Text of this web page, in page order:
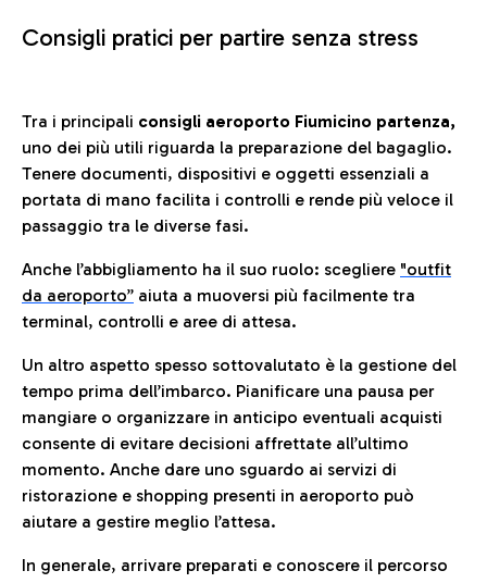
Consigli pratici per partire senza stress
Tra i principali consigli aeroporto Fiumicino partenza,
uno dei più utili riguarda la preparazione del bagaglio.
Tenere documenti, dispositivi e oggetti essenziali a
portata di mano facilita i controlli e rende più veloce il
passaggio tra le diverse fasi.
Anche l’abbigliamento ha il suo ruolo: scegliere "outfit
da aeroporto” aiuta a muoversi più facilmente tra
terminal, controlli e aree di attesa.
Un altro aspetto spesso sottovalutato è la gestione del
tempo prima dell’imbarco. Pianificare una pausa per
mangiare o organizzare in anticipo eventuali acquisti
consente di evitare decisioni affrettate all’ultimo
momento. Anche dare uno sguardo ai servizi di
ristorazione e shopping presenti in aeroporto può
aiutare a gestire meglio l’attesa.
In generale, arrivare preparati e conoscere il percorso